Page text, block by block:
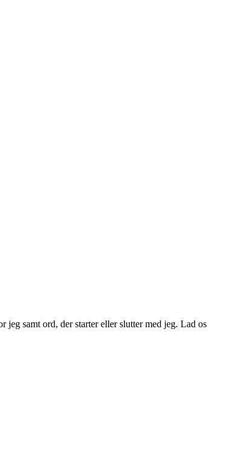
samt ord, der starter eller slutter med jeg. Lad os